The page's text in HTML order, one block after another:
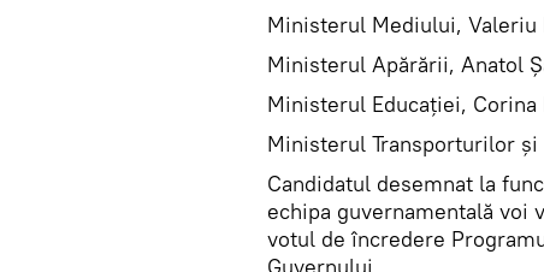
Ministerul Mediului, Valeriu
Ministerul Apărării, Anatol
Ministerul Educației, Corina
Ministerul Transporturilor
Candidatul desemnat la
echipa guvernamentală voi
votul de încredere